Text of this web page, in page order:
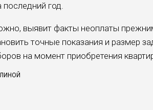
последний год.
выявит факты неоплаты
точные показания и размер
на момент приобретения